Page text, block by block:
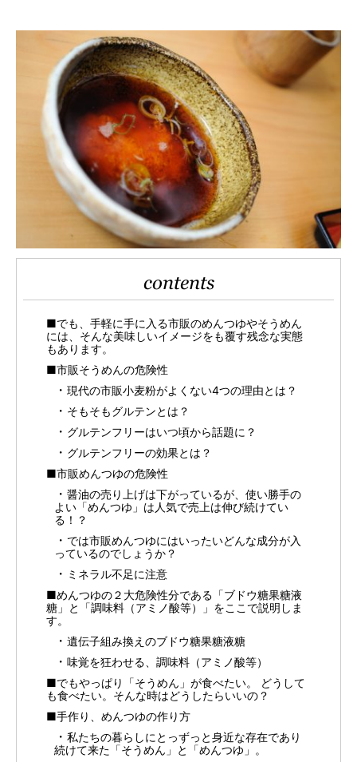
contents
■でも、手軽に手に入る市販のめんつゆやそうめん
には、そんな美味しいイメージをも覆す残念な実態
もあります。
■市販そうめんの危険性
現代の市販小麦粉がよくない4つの理由とは？
そもそもグルテンとは？
グルテンフリーはいつ頃から話題に？
グルテンフリーの効果とは？
■市販めんつゆの危険性
醤油の売り上げは下がっているが、使い勝手の
よい「めんつゆ」は人気で売上は伸び続けてい
る！？
では市販めんつゆにはいったいどんな成分が入
っているのでしょうか？
ミネラル不足に注意
■めんつゆの２大危険性分である「ブドウ糖果糖液
糖」と「調味料（アミノ酸等）」をここで説明しま
す。
遺伝子組み換えのブドウ糖果糖液糖
味覚を狂わせる、調味料（アミノ酸等）
■でもやっぱり「そうめん」が食べたい。 どうして
も食べたい。そんな時はどうしたらいいの？
■手作り、めんつゆの作り方
私たちの暮らしにとっずっと身近な存在であり
続けて来た「そうめん」と「めんつゆ」。